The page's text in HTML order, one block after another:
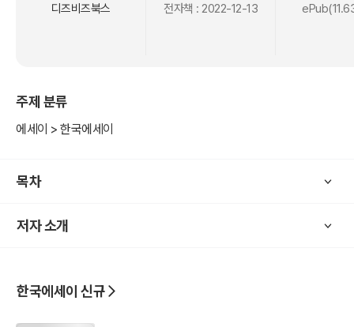
A book published by Blake in 1794, written in prose except for
e universe, but Swedenborg's conventional moral constraints an
d the Manichaean view of good and evil express Blake's intentio
디즈비즈북스
전자책 : 2022-12-13
주제 분류
에세이 > 한국에세이
목차
저자 소개
한국에세이 신규